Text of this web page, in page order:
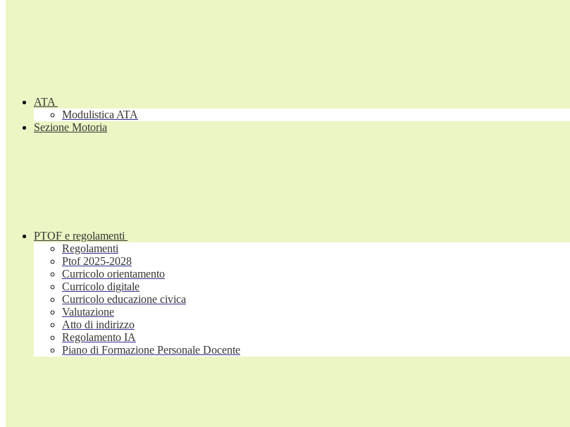
ATA
Modulistica ATA
Sezione Motoria
PTOF e regolamenti
Regolamenti
Ptof 2025-2028
Curricolo orientamento
Curricolo digitale
Curricolo educazione civica
Valutazione
Atto di indirizzo
Regolamento IA
Piano di Formazione Personale Docente